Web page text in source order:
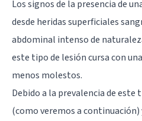
Los signos de la presencia de
desde heridas superficiales
abdominal intenso de
este tipo de lesión cursa con
menos molestos.
Debido a la prevalencia de
(como veremos a